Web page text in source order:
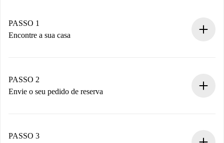
PASSO 1
Encontre a sua casa
Você tem todas as informações necessárias
antecipadamente.
PASSO 2
Envie o seu pedido de reserva
Não cobramos nada até que o proprietário confirme.
PASSO 3